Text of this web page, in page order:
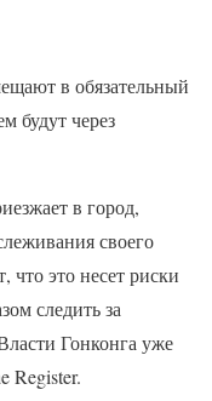
в обязательный
будут через
в город,
своего
что это несет риски
следить за
Гонконга уже
Register.